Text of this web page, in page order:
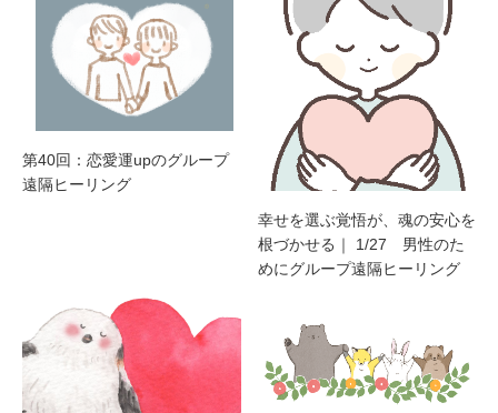
第40回：恋愛運upのグループ
遠隔ヒーリング
幸せを選ぶ覚悟が、魂の安心を
根づかせる｜ 1/27 男性のた
めにグループ遠隔ヒーリング